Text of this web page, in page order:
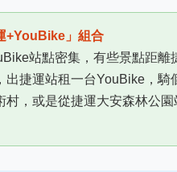
+YouBike」組合
站點密集，有些景點距
出捷運站租一台YouBike，
村，或是從捷運大安森林公